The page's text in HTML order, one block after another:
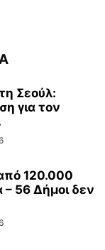
Σεούλ:
για τον
120.000
– 56 Δήμοι δεν